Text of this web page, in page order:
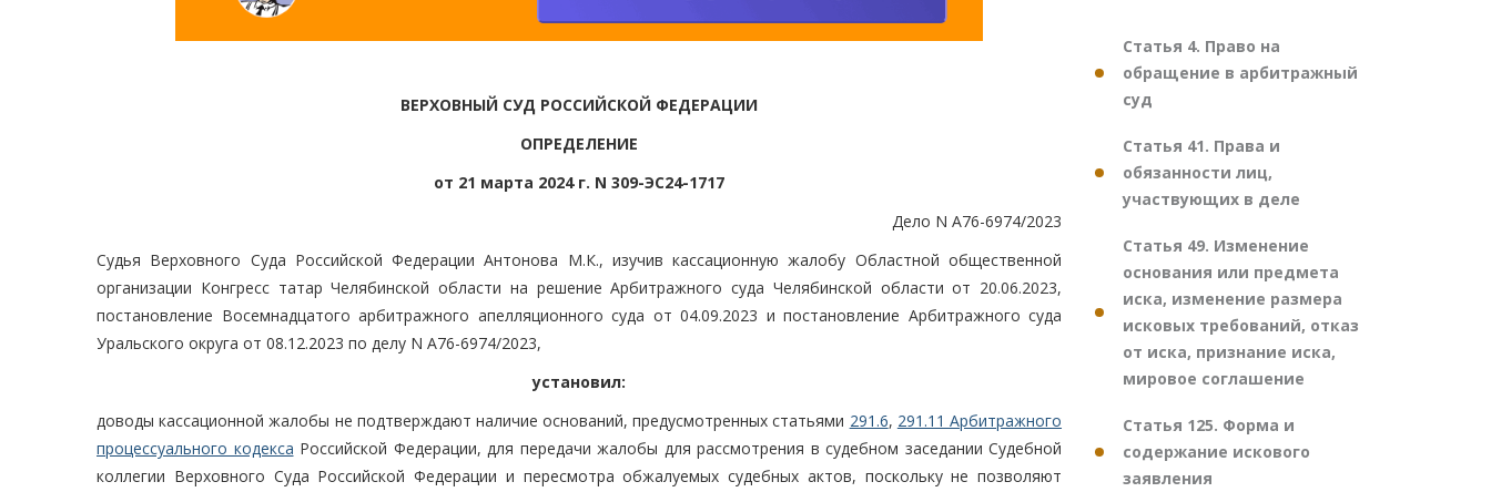
ВЕРХОВНЫЙ СУД РОССИЙСКОЙ ФЕДЕРАЦИИ
ОПРЕДЕЛЕНИЕ
от 21 марта 2024 г. N 309-ЭС24-1717
Дело N А76-6974/2023
Судья Верховного Суда Российской Федерации Антонова М.К., изучив кассационную жалобу Областной общественной
организации Конгресс татар Челябинской области на решение Арбитражного суда Челябинской области от 20.06.2023,
постановление Восемнадцатого арбитражного апелляционного суда от 04.09.2023 и постановление Арбитражного суда
Уральского округа от 08.12.2023 по делу N А76-6974/2023,
установил:
доводы кассационной жалобы не подтверждают наличие оснований, предусмотренных статьями 291.6, 291.11 Арбитражного
процессуального кодекса Российской Федерации, для передачи жалобы для рассмотрения в судебном заседании Судебной
коллегии Верховного Суда Российской Федерации и пересмотра обжалуемых судебных актов, поскольку не позволяют
Статья 4. Право на
обращение в арбитражный
суд
Статья 41. Права и
обязанности лиц,
участвующих в деле
Статья 49. Изменение
основания или предмета
иска, изменение размера
исковых требований, отказ
от иска, признание иска,
мировое соглашение
Статья 125. Форма и
содержание искового
заявления